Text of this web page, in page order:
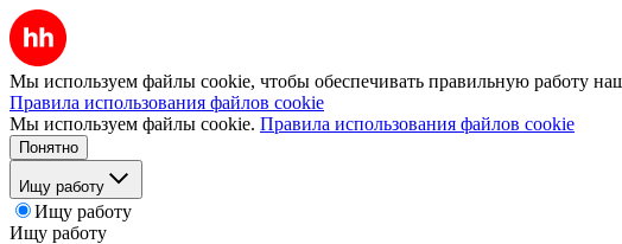
Мы используем файлы cookie, чтобы обеспечивать правильную работу
Правила использования файлов cookie
Мы используем файлы cookie. Правила использования файлов cookie
Понятно
Ищу работу
Ищу работу
Ищу работу